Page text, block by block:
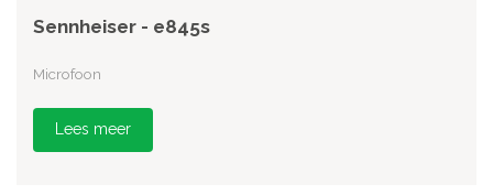
Sennheiser - e845s
Microfoon
Lees meer